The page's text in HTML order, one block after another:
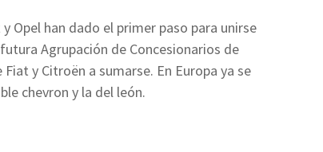
Opel han dado el primer paso para unirse
Agrupación de Concesionarios de
y Citroën a sumarse. En Europa ya se
chevron y la del león.